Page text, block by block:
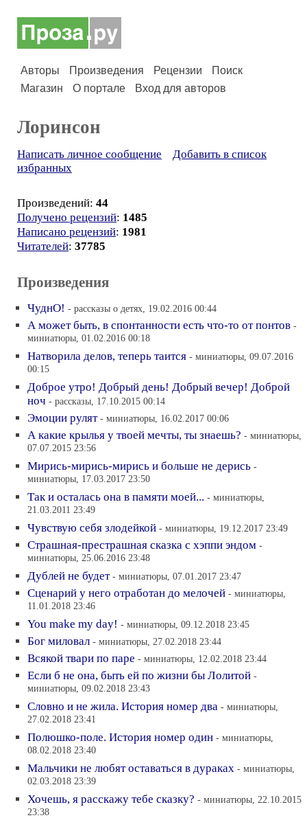
Авторы Произведения Рецензии
Поиск
Магазин
О портале Вход для авторов
Лоринсон
Написать личное сообщение
Добавить в список
избранных
Произведений: 44
Получено рецензий: 1485
Написано рецензий: 1981
Читателей: 37785
Произведения
ЧуднО! - рассказы о детях, 19.02.2016 00:44
А может быть, в спонтанности есть что-то от понтов -
миниатюры, 01.02.2016 00:18
Натворила делов, теперь таится - миниатюры, 09.07.2016
00:15
Доброе утро! Добрый день! Добрый вечер! Доброй
ноч - рассказы, 17.10.2015 00:14
Эмоции рулят - миниатюры, 16.02.2017 00:06
А какие крылья у твоей мечты, ты знаешь? - миниатюры,
07.07.2015 23:56
Мирись-мирись-мирись и больше не дерись -
миниатюры, 17.03.2017 23:50
Так и осталась она в памяти моей... - миниатюры,
21.03.2011 23:49
Чувствую себя злодейкой - миниатюры, 19.12.2017 23:49
Страшная-престрашная сказка с хэппи эндом -
миниатюры, 25.06.2016 23:48
Дублей не будет - миниатюры, 07.01.2017 23:47
Сценарий у него отработан до мелочей - миниатюры,
11.01.2018 23:46
You make my day! - миниатюры, 09.12.2018 23:45
Бог миловал - миниатюры, 27.02.2018 23:44
Всякой твари по паре - миниатюры, 12.02.2018 23:44
Если б не она, быть ей по жизни бы Лолитой -
миниатюры, 09.02.2018 23:43
Словно и не жила. История номер два - миниатюры,
27.02.2018 23:41
Полюшко-поле. История номер один - миниатюры,
08.02.2018 23:40
Мальчики не любят оставаться в дураках - миниатюры,
02.03.2018 23:39
Хочешь, я расскажу тебе сказку? - миниатюры, 22.10.2015
23:38